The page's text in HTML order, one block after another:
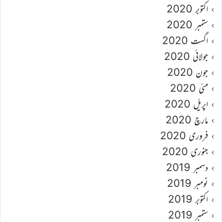
اکتوبر 2020
ستمبر 2020
اگست 2020
جولائی 2020
جون 2020
مئی 2020
اپریل 2020
مارچ 2020
فروری 2020
جنوری 2020
دسمبر 2019
نومبر 2019
اکتوبر 2019
ستمبر 2019